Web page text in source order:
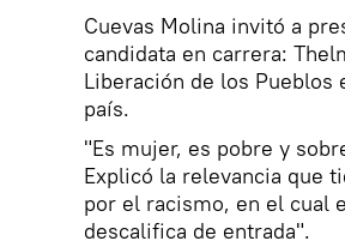
Cuevas Molina invitó a
candidata en carrera:
Liberación de los
país.
"Es mujer, es pobre y
Explicó la relevancia que
por el racismo, en el cual
descalifica de entrada".